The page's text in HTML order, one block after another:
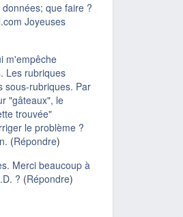
que faire ?
Joyeuses
m'empêche
Les rubriques
sous-rubriques. Par
"gâteaux", le
trouvée"
le problème ?
(Répondre)
Merci beaucoup à
? (Répondre)